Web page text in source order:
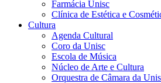
Farmácia Unisc
Clínica de Estética e
Cultura
Agenda Cultural
Coro da Unisc
Escola de Música
Núcleo de Arte e Cultura
Orquestra de Câmara da